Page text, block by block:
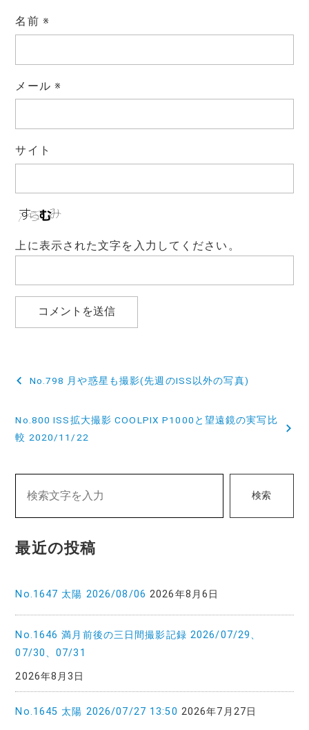
名前 ※
メール ※
サイト
上に表示された文字を入力してください。
投
ナ
ゲ
ー
ョ
No.798 月や惑星も撮影(先週のISS以外の写真)
No.800 ISS拡大撮影 COOLPIX P1000と望遠鏡の実写比
較 2020/11/22
検索
最近の投稿
No.1647 太陽 2026/08/06 2026年8月6日
No.1646 満月前後の三日間撮影記録 2026/07/29、
07/30、07/31
2026年8月3日
No.1645 太陽 2026/07/27 13:50 2026年7月27日